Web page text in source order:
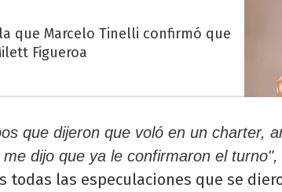
que Marcelo Tinelli confirmó que
Figueroa
que dijeron que voló en un charter,
dijo que ya le confirmaron el turno",
todas las especulaciones que se